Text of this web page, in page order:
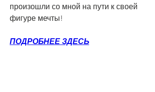
произошли со мной на пути к своей
фигуре мечты!
ПОДРОБНЕЕ ЗДЕСЬ